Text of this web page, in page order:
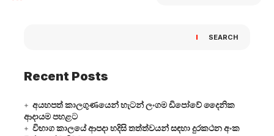
SEARCH
Recent Posts
අයහපත් කාලගුණයෙන් හැටන් ලංගම ඩිපෝවේ දෛනික
ආදායම පහළට
විභාග කාලයේ ආපදා හදිසි තත්ත්වයන් සඳහා දුරකථන අංක